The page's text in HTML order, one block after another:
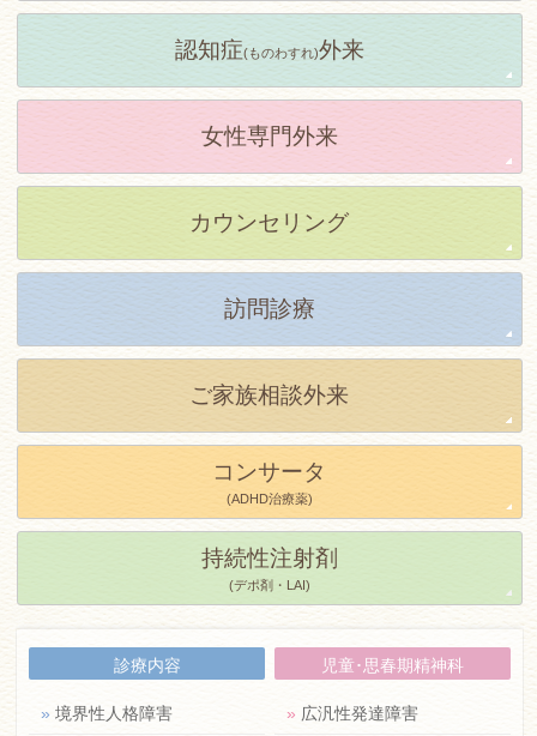
認知症(ものわすれ)外来
女性専門外来
カウンセリング
訪問診療
ご家族相談外来
コンサータ
(ADHD治療薬)
持続性注射剤
(デポ剤・LAI)
診療内容
» 境界性人格障害
児童･思春期精神科
» 広汎性発達障害